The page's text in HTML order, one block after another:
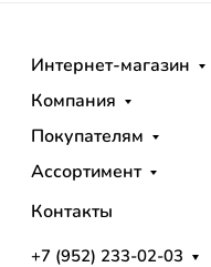
Интернет-магазин
Компания
Покупателям
Ассортимент
Контакты
+7 (952) 233-02-03